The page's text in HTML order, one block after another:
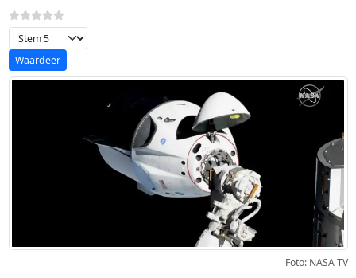
Voeg waardering toe
Foto: NASA TV